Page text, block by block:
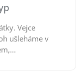
Vejce
ušleháme v